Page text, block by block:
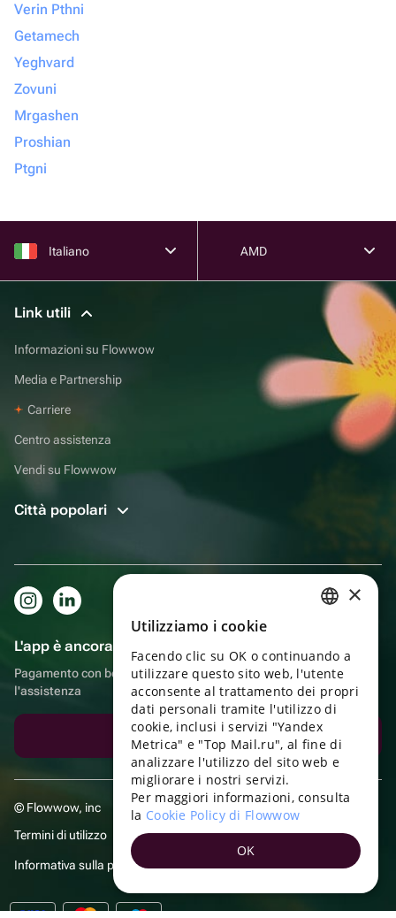
Verin Pthni
Getamech
Yeghvard
Zovuni
Mrgashen
Proshian
Ptgni
Italiano AMD
Link utili
Informazioni su Flowwow
Media e Partnership
Carriere
Centro assistenza
Vendi su Flowwow
Città popolari
L'app è ancora più comoda!
Pagamento con bonus, autoconsegna, comoda chat con
l'assistenza
Scarica l'app
© Flowwow, inc
Termini di utilizzo
Informativa sulla privacy
ENGLISH
UKRAINIAN
PORTUGUESE
SPANISH
TURKISH
×
Utilizziamo i cookie
Facendo clic su OK o continuando a
utilizzare questo sito web, l'utente
acconsente al trattamento dei propri
dati personali tramite l'utilizzo di
cookie, inclusi i servizi "Yandex
Metrica" e "Top Mail.ru", al fine di
analizzare l'utilizzo del sito web e
migliorare i nostri servizi.
Per maggiori informazioni, consulta
la Cookie Policy di Flowwow
OK